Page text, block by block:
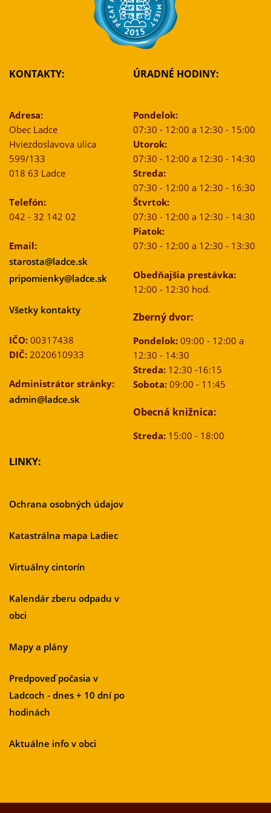
KONTAKTY:
Adresa:
Obec Ladce
Hviezdoslavova ulica
599/133
018 63 Ladce
Telefón:
042 - 32 142 02
Email:
starosta@ladce.sk
pripomienky@ladce.sk
Všetky kontakty
IČO: 00317438
DIČ: 2020610933
Administrátor stránky:
admin@ladce.sk
ÚRADNÉ HODINY:
Pondelok:
07:30 - 12:00 a 12:30 - 15:00
Utorok:
07:30 - 12:00 a 12:30 - 14:30
Streda:
07:30 - 12:00 a 12:30 - 16:30
Štvrtok:
07:30 - 12:00 a 12:30 - 14:30
Piatok:
07:30 - 12:00 a 12:30 - 13:30
Obedňajšia prestávka:
12:00 - 12:30 hod.
Zberný dvor:
Pondelok:09:00 - 12:00 a
12:30 - 14:30
Streda:12:30 -16:15
Sobota:09:00 - 11:45
Obecná knižnica:
Streda:15:00 - 18:00
LINKY:
Ochrana osobných údajov
Katastrálna mapa Ladiec
Virtuálny cintorín
Kalendár zberu odpadu v
obci
Mapy a plány
Predpoveď počasia v
Ladcoch - dnes + 10 dní po
hodinách
Aktuálne info v obci